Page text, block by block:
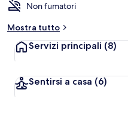
Non fumatori
Mostra tutto
Servizi principali (8)
Sentirsi a casa (6)